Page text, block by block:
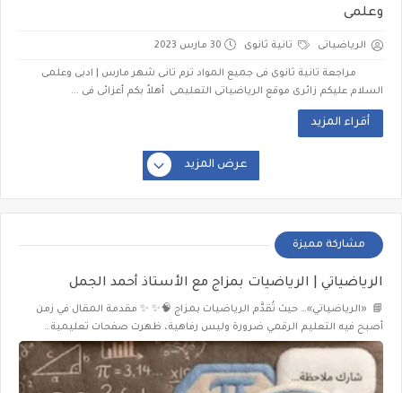
وعلمى
الرياضياتى تانية ثانوى 30 مارس 2023
مراجعة تانية ثانوى فى جميع المواد ترم تانى شهر مارس | ادبى وعلمى
السلام عليكم زائرى موقع الرياضياتى التعليمى أهلاً بكم أعزائى فى ...
أقراء المزيد
عرض المزيد
مشاركة مميزة
الرياضياتي | الرياضيات بمزاج مع الأستاذ أحمد الجمل
📘 «الرياضياتي»… حيث تُقدَّم الرياضيات بمزاج 🧠✨ ✨ مقدمة المقال في زمن
أصبح فيه التعليم الرقمي ضرورة وليس رفاهية، ظهرت صفحات تعليمية…